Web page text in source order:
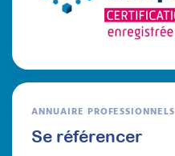
ANNUAIRE PROFESSIONNELS
Se référencer